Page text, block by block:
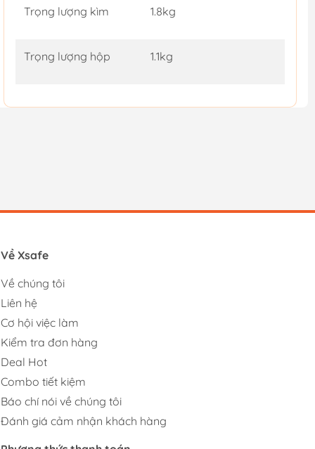
Trọng lượng kìm 1.8kg
Trọng lượng hộp 1.1kg
Về Xsafe
Về chúng tôi
Liên hệ
Cơ hội việc làm
Kiểm tra đơn hàng
Deal Hot
Combo tiết kiệm
Báo chí nói về chúng tôi
Đánh giá cảm nhận khách hàng